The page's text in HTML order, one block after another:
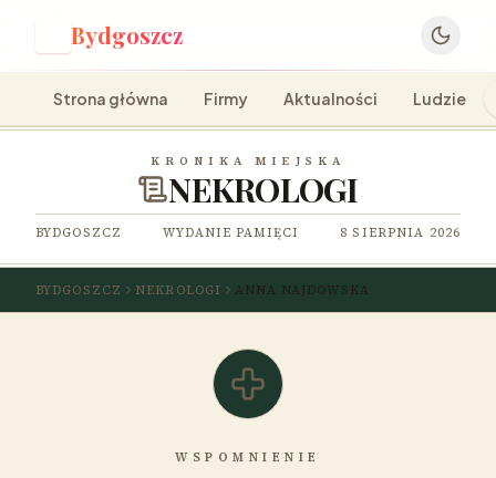
Bydgoszcz
Strona główna Firmy Aktualności Ludzie
KRONIKA MIEJSKA
NEKROLOGI
BYDGOSZCZ WYDANIE PAMIĘCI 8 SIERPNIA 2026
BYDGOSZCZ NEKROLOGI ANNA NAJDOWSKA
WSPOMNIENIE